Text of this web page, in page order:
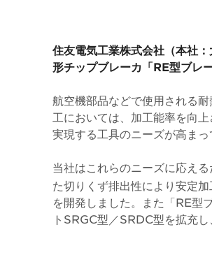
住友電気工業株式会社（本社
形チップブレーカ「RE型ブレ
航空機部品などで使用される
工においては、加工能率を向
実現する工具のニーズが高まっ
当社はこれらのニーズに応え
た切りくず排出性により安定
を開発しました。また「RE型
トSRGC型／SRDC型を拡充